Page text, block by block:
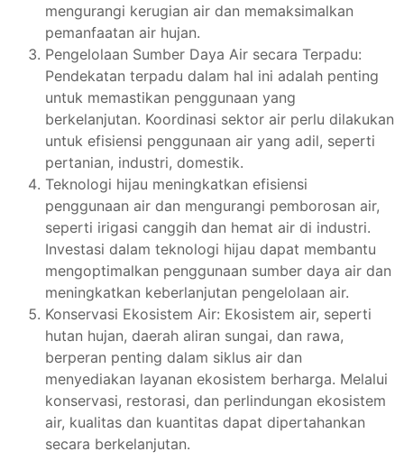
mengurangi kerugian air dan memaksimalkan
pemanfaatan air hujan.
Pengelolaan Sumber Daya Air secara Terpadu:
Pendekatan terpadu dalam hal ini adalah penting
untuk memastikan penggunaan yang
berkelanjutan. Koordinasi sektor air perlu dilakukan
untuk efisiensi penggunaan air yang adil, seperti
pertanian, industri, domestik.
Teknologi hijau meningkatkan efisiensi
penggunaan air dan mengurangi pemborosan air,
seperti irigasi canggih dan hemat air di industri.
Investasi dalam teknologi hijau dapat membantu
mengoptimalkan penggunaan sumber daya air dan
meningkatkan keberlanjutan pengelolaan air.
Konservasi Ekosistem Air: Ekosistem air, seperti
hutan hujan, daerah aliran sungai, dan rawa,
berperan penting dalam siklus air dan
menyediakan layanan ekosistem berharga. Melalui
konservasi, restorasi, dan perlindungan ekosistem
air, kualitas dan kuantitas dapat dipertahankan
secara berkelanjutan.